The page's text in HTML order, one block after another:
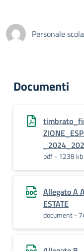
Personale
Documenti
pdf - 1238 kb
Allegato A
ESTATE
document -